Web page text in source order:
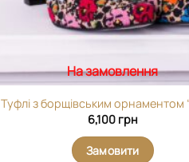
На замовлення
Туфлі з борщівським орнаментом
6,100 грн
Замовити